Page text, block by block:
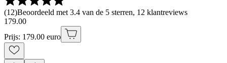
(12)Beoordeeld met 3.4 van de 5 sterren, 12 klantreviews
179.00
Prijs: 179.00 euro